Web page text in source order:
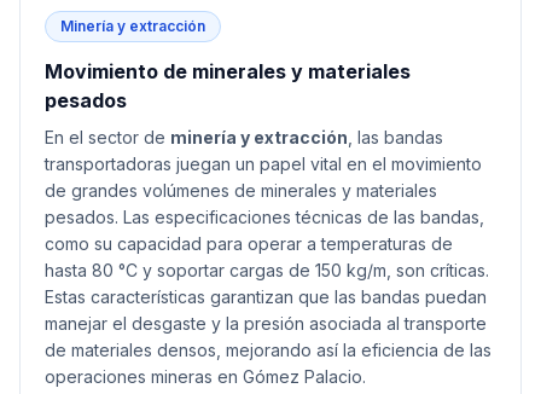
Minería y extracción
Movimiento de minerales y materiales
pesados
En el sector de minería y extracción , las bandas
transportadoras juegan un papel vital en el movimiento
de grandes volúmenes de minerales y materiales
pesados. Las especificaciones técnicas de las bandas,
como su capacidad para operar a temperaturas de
hasta 80 °C y soportar cargas de 150 kg/m, son críticas.
Estas características garantizan que las bandas puedan
manejar el desgaste y la presión asociada al transporte
de materiales densos, mejorando así la eficiencia de las
operaciones mineras en Gómez Palacio.